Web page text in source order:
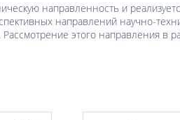
направленность и
направлений научно-
этого направления в